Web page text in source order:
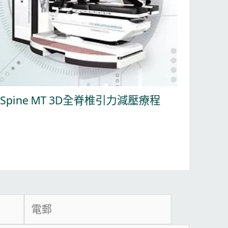
Spine MT 3D全脊椎引力減壓療程